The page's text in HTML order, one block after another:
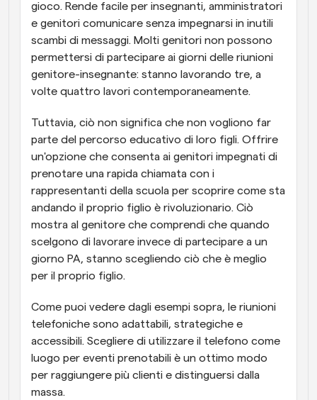
gioco. Rende facile per insegnanti, amministratori
e genitori comunicare senza impegnarsi in inutili
scambi di messaggi. Molti genitori non possono
permettersi di partecipare ai giorni delle riunioni
genitore-insegnante: stanno lavorando tre, a
volte quattro lavori contemporaneamente.
Tuttavia, ciò non significa che non vogliono far
parte del percorso educativo di loro figli. Offrire
un'opzione che consenta ai genitori impegnati di
prenotare una rapida chiamata con i
rappresentanti della scuola per scoprire come sta
andando il proprio figlio è rivoluzionario. Ciò
mostra al genitore che comprendi che quando
scelgono di lavorare invece di partecipare a un
giorno PA, stanno scegliendo ciò che è meglio
per il proprio figlio.
Come puoi vedere dagli esempi sopra, le riunioni
telefoniche sono adattabili, strategiche e
accessibili. Scegliere di utilizzare il telefono come
luogo per eventi prenotabili è un ottimo modo
per raggiungere più clienti e distinguersi dalla
massa.